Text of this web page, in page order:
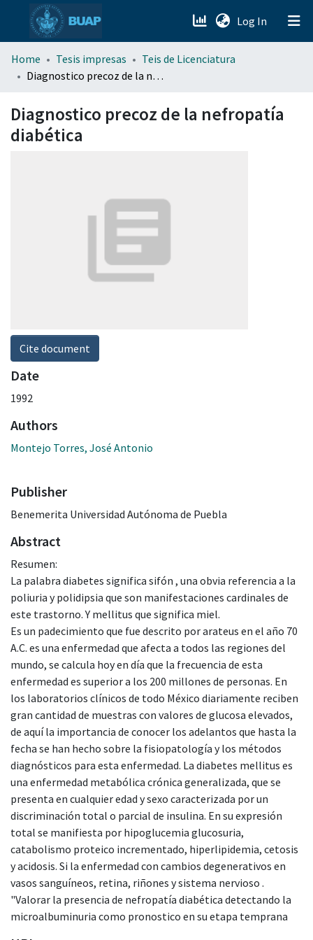
Log In (current)
menu.section.about_menu
Home Tesis impresas
Teis de Licenciatura
Diagnostico precoz de la nefropatía diabética
Diagnostico precoz de la nefropatía
diabética
Cite document
Date
1992
Authors
Montejo Torres, José Antonio
Publisher
Benemerita Universidad Autónoma de Puebla
Abstract
Resumen:
La palabra diabetes significa sifón , una obvia referencia a la
poliuria y polidipsia que son manifestaciones cardinales de
este trastorno. Y mellitus que significa miel.
Es un padecimiento que fue descrito por arateus en el año 70
A.C. es una enfermedad que afecta a todos las regiones del
mundo, se calcula hoy en día que la frecuencia de esta
enfermedad es superior a los 200 millones de personas. En
los laboratorios clínicos de todo México diariamente reciben
gran cantidad de muestras con valores de glucosa elevados,
de aquí la importancia de conocer los adelantos que hasta la
fecha se han hecho sobre la fisiopatología y los métodos
diagnósticos para esta enfermedad. La diabetes mellitus es
una enfermedad metabólica crónica generalizada, que se
presenta en cualquier edad y sexo caracterizada por un
discriminación total o parcial de insulina. En su expresión
total se manifiesta por hipoglucemia glucosuria,
catabolismo proteico incrementado, hiperlipidemia, cetosis
y acidosis. Si la enfermedad con cambios degenerativos en
vasos sanguíneos, retina, riñones y sistema nervioso .
"Valorar la presencia de nefropatía diabética detectando la
microalbuminuria como pronostico en su etapa temprana